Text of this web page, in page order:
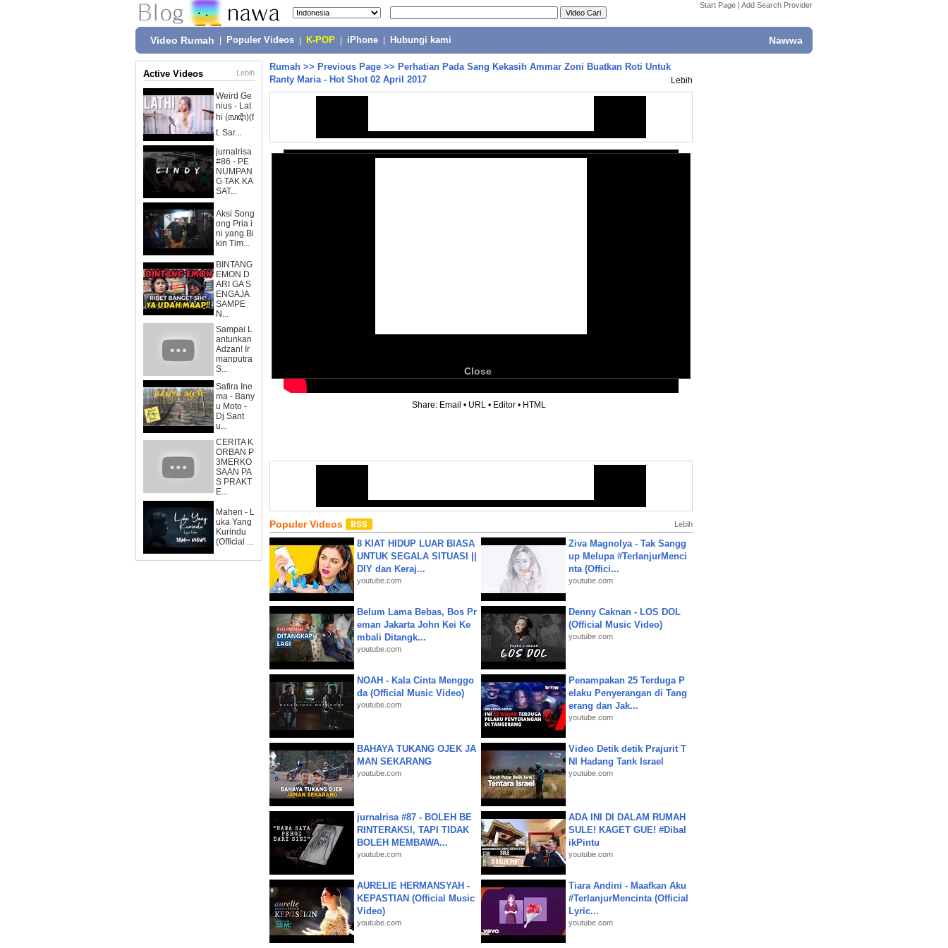
Start Page | Add Search Provider
Video Rumah Populer Videos K-POP iPhone Hubungi kami Nawwa
Active Videos Lebih
Weird Ge
nius - Lat
hi (ꦭꦛꦶ)(f
t. Sar...
jurnalrisa
#86 - PE
NUMPAN
G TAK KA
SAT...
Aksi Song
ong Pria i
ni yang Bi
kin Tim...
BINTANG
EMON D
ARI GA S
ENGAJA
SAMPE
N...
Sampai L
antunkan
Adzan! Ir
manputra
S...
Safira Ine
ma - Bany
u Moto -
Dj Sant
u...
CERITA K
ORBAN P
3MERKO
SAAN PA
S PRAKT
E...
Mahen - L
uka Yang
Kurindu
(Official ...
Rumah >> Previous Page >> Perhatian Pada Sang Kekasih Ammar Zoni Buatkan Roti Untuk
Ranty Maria - Hot Shot 02 April 2017
Lebih
Close
Share: Email • URL • Editor • HTML
Populer Videos Lebih
8 KIAT HIDUP LUAR BIASA
UNTUK SEGALA SITUASI ||
DIY dan Keraj...
youtube.com
Ziva Magnolya - Tak Sangg
up Melupa #TerlanjurMenci
nta (Offici...
youtube.com
Belum Lama Bebas, Bos Pr
eman Jakarta John Kei Ke
mbali Ditangk...
youtube.com
Denny Caknan - LOS DOL
(Official Music Video)
youtube.com
NOAH - Kala Cinta Menggo
da (Official Music Video)
youtube.com
Penampakan 25 Terduga P
elaku Penyerangan di Tang
erang dan Jak...
youtube.com
BAHAYA TUKANG OJEK JA
MAN SEKARANG
youtube.com
Video Detik detik Prajurit T
NI Hadang Tank Israel
youtube.com
jurnalrisa #87 - BOLEH BE
RINTERAKSI, TAPI TIDAK
BOLEH MEMBAWA...
youtube.com
ADA INI DI DALAM RUMAH
SULE! KAGET GUE! #Dibal
ikPintu
youtube.com
AURELIE HERMANSYAH -
KEPASTIAN (Official Music
Video)
youtube.com
Tiara Andini - Maafkan Aku
#TerlanjurMencinta (Official
Lyric...
youtube.com